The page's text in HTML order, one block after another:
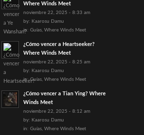
Where Winds Meet
noviembre 22, 2025 - 8:33 am
by: Kaarosu Damu
in: Guías, Where Winds Meet
¿Cómo vencer a Heartseeker?
Where Winds Meet
noviembre 22, 2025 - 8:25 am
by: Kaarosu Damu
in:Guías, Where Winds Meet
¿Cómo vencer a Tian Ying? Where
Winds Meet
noviembre 22, 2025 - 8:12 am
by: Kaarosu Damu
in: Guías, Where Winds Meet